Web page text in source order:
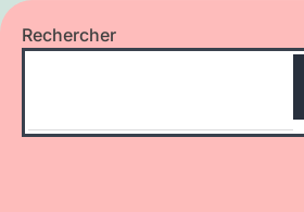
Rechercher